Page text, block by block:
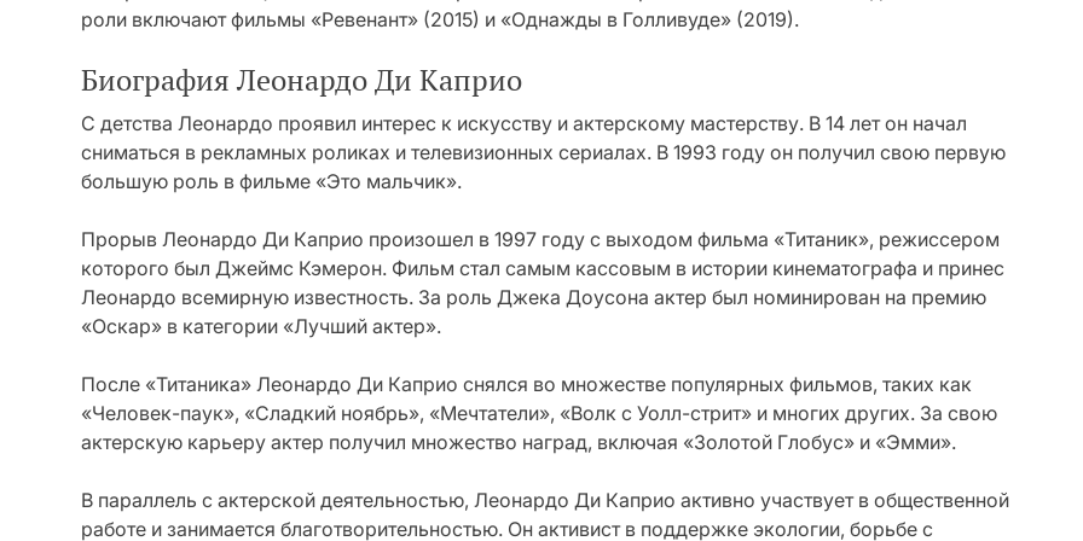
роли включают фильмы «Ревенант» (2015) и «Однажды в Голливуде» (2019).
Биография Леонардо Ди Каприо
С детства Леонардо проявил интерес к искусству и актерскому мастерству. В 14 лет он начал
сниматься в рекламных роликах и телевизионных сериалах. В 1993 году он получил свою первую
большую роль в фильме «Это мальчик».
Прорыв Леонардо Ди Каприо произошел в 1997 году с выходом фильма «Титаник», режиссером
которого был Джеймс Кэмерон. Фильм стал самым кассовым в истории кинематографа и принес
Леонардо всемирную известность. За роль Джека Доусона актер был номинирован на премию
«Оскар» в категории «Лучший актер».
После «Титаника» Леонардо Ди Каприо снялся во множестве популярных фильмов, таких как
«Человек-паук», «Сладкий ноябрь», «Мечтатели», «Волк с Уолл-стрит» и многих других. За свою
актерскую карьеру актер получил множество наград, включая «Золотой Глобус» и «Эмми».
В параллель с актерской деятельностью, Леонардо Ди Каприо активно участвует в общественной
работе и занимается благотворительностью. Он активист в поддержке экологии, борьбе с